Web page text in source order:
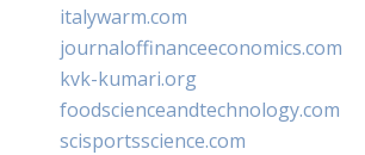
italywarm.com
journaloffinanceeconomics.com
kvk-kumari.org
foodscienceandtechnology.com
scisportsscience.com